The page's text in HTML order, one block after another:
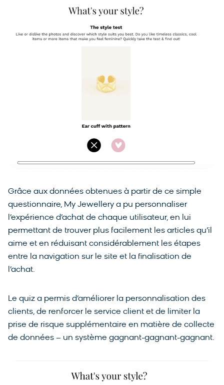
Grâce aux données obtenues à partir de ce simple
questionnaire, My Jewellery a pu personnaliser
l’expérience d’achat de chaque utilisateur, en lui
permettant de trouver plus facilement les articles qu’il
aime et en réduisant considérablement les étapes
entre la navigation sur le site et la finalisation de
l’achat.
Le quiz a permis d’améliorer la personnalisation des
clients, de renforcer le service client et de limiter la
prise de risque supplémentaire en matière de collecte
de données – un système gagnant-gagnant-gagnant.